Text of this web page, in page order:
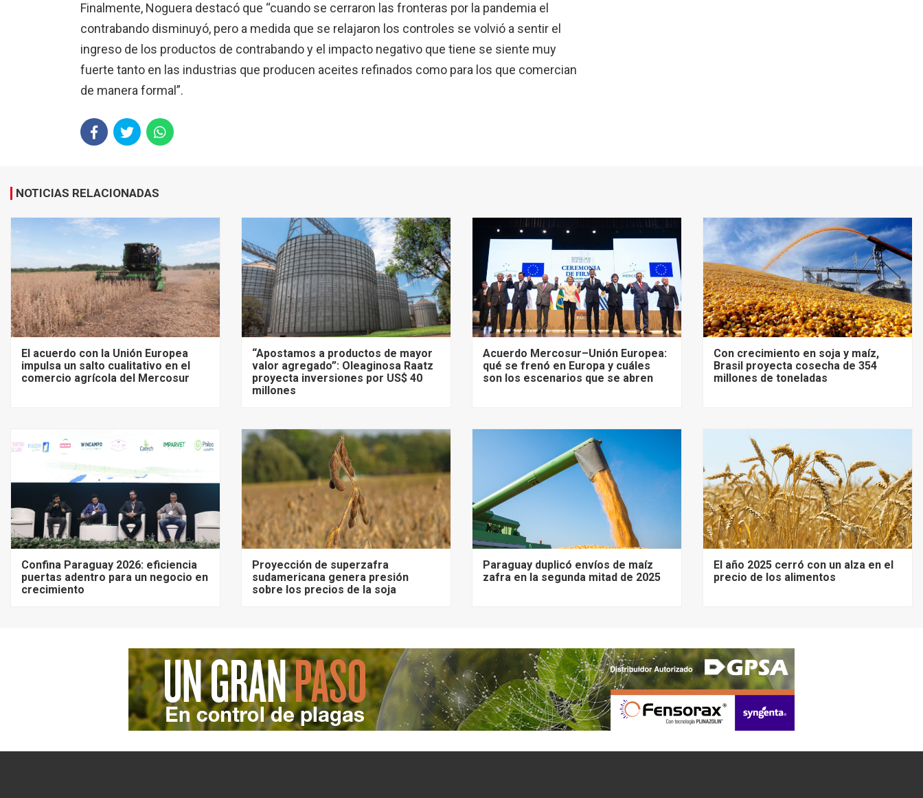
Finalmente, Noguera destacó que “cuando se cerraron las fronteras por la pandemia el
contrabando disminuyó, pero a medida que se relajaron los controles se volvió a sentir el
ingreso de los productos de contrabando y el impacto negativo que tiene se siente muy
fuerte tanto en las industrias que producen aceites refinados como para los que comercian
de manera formal”.
NOTICIAS RELACIONADAS
El acuerdo con la Unión Europea
impulsa un salto cualitativo en el
comercio agrícola del Mercosur
“Apostamos a productos de mayor
valor agregado”: Oleaginosa Raatz
proyecta inversiones por US$ 40
millones
Acuerdo Mercosur–Unión Europea:
qué se frenó en Europa y cuáles
son los escenarios que se abren
Con crecimiento en soja y maíz,
Brasil proyecta cosecha de 354
millones de toneladas
Confina Paraguay 2026: eficiencia
puertas adentro para un negocio en
crecimiento
Proyección de superzafra
sudamericana genera presión
sobre los precios de la soja
Paraguay duplicó envíos de maíz
zafra en la segunda mitad de 2025
El año 2025 cerró con un alza en el
precio de los alimentos